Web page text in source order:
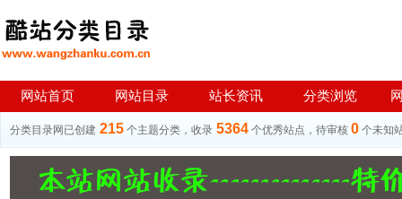
网站首页 网站目录 站长资讯 分类浏览
分类目录网已创建 215 个主题分类，收录 5364 个优秀站点，待审核 0 个未知